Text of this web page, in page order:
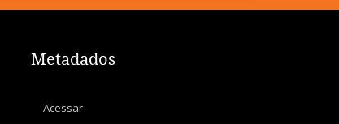
Metadados
Acessar